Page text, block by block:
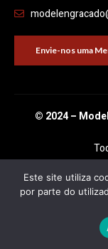
Envie-nos uma
© 2024 –
Este site utiliza
por parte do